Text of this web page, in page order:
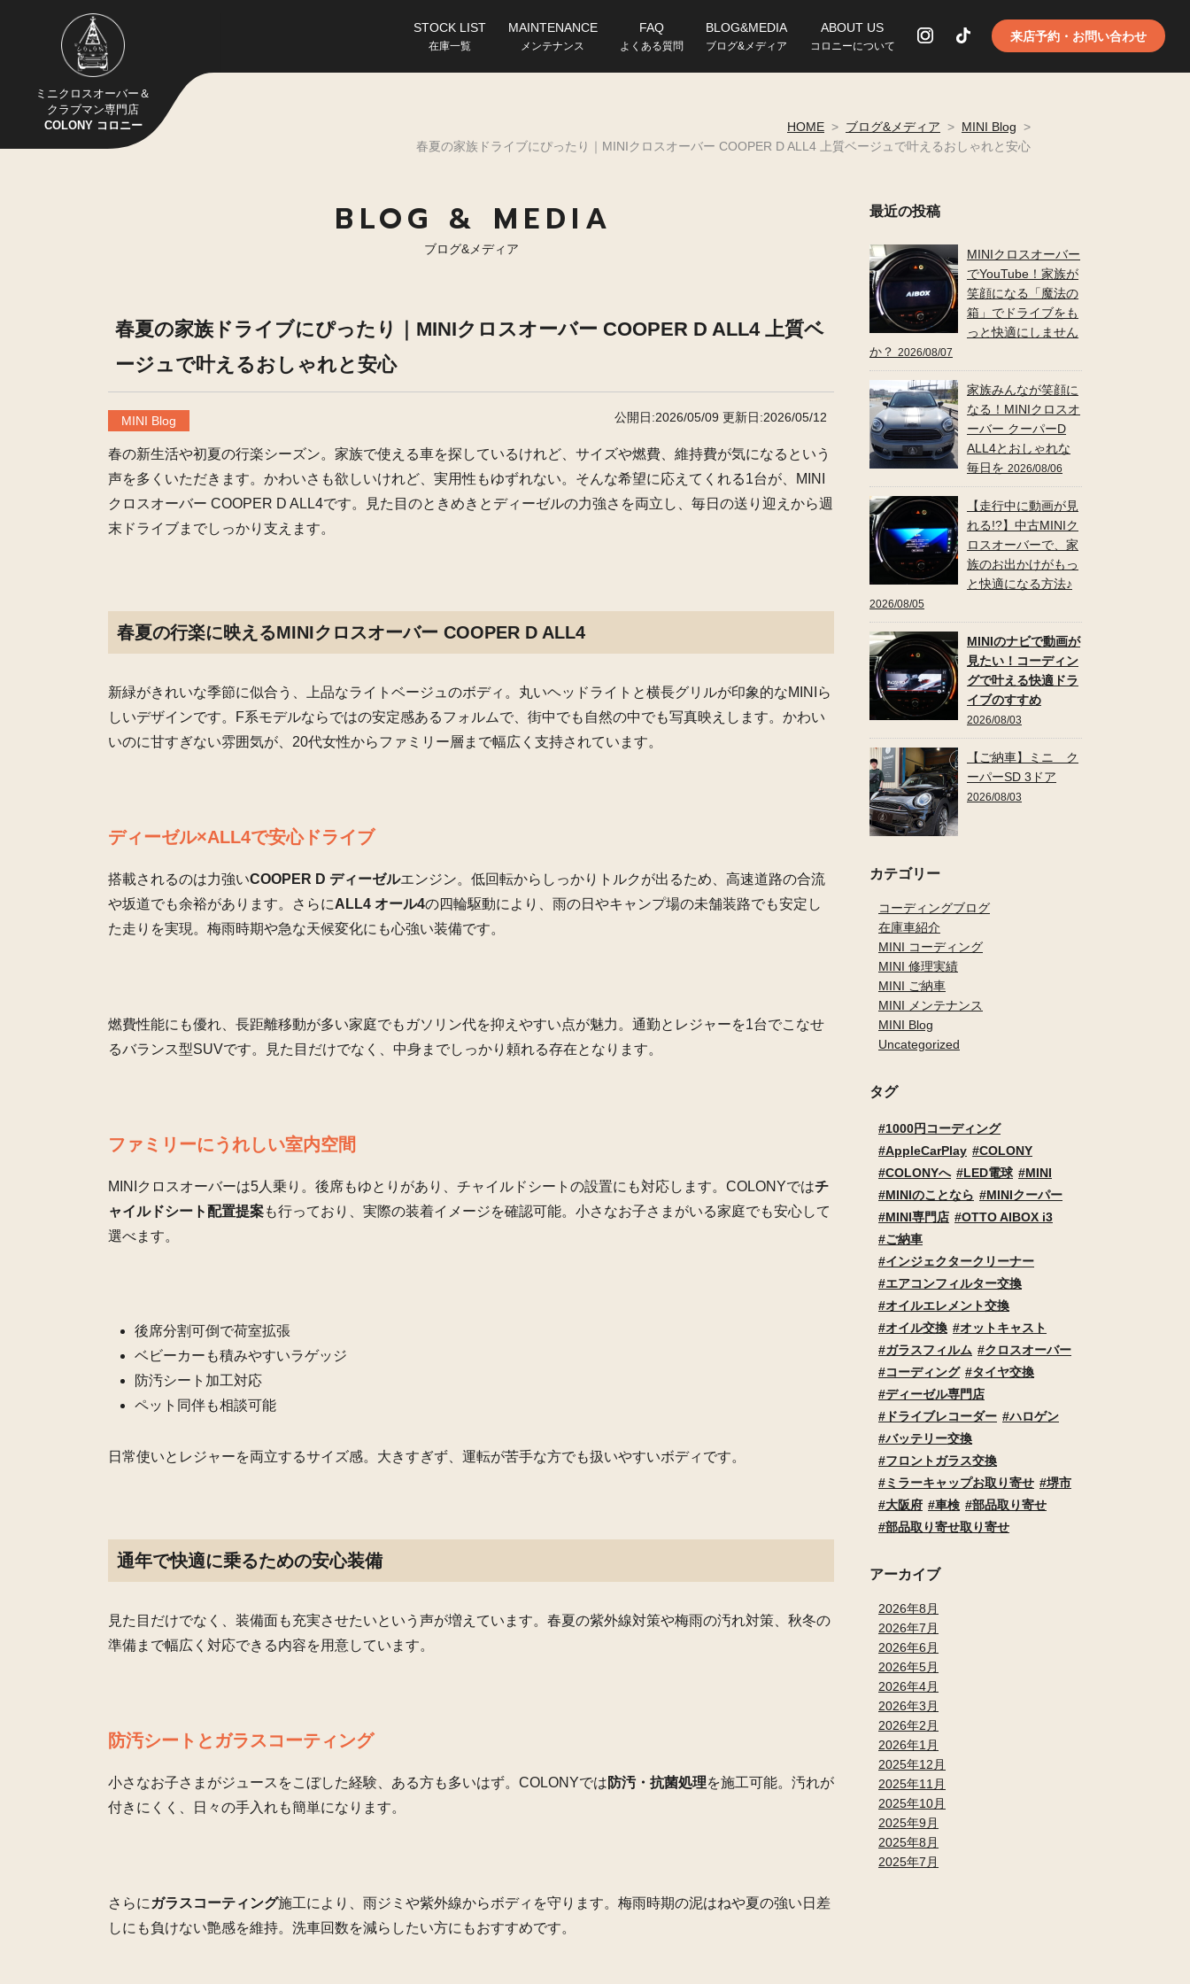
ミニクロスオーバー＆
クラブマン専門店
COLONY コロニー
STOCK LIST
在庫一覧
MAINTENANCE
メンテナンス
FAQ
よくある質問
BLOG&MEDIA
ブログ&メディア
ABOUT US
コロニーについて
来店予約・お問い合わせ
HOME > ブログ&メディア > MINI Blog >
春夏の家族ドライブにぴったり｜MINIクロスオーバー COOPER D ALL4 上質ベージュで叶えるおしゃれと安心
BLOG & MEDIA
ブログ&メディア
春夏の家族ドライブにぴったり｜MINIクロスオーバー COOPER D ALL4 上質ベ
ージュで叶えるおしゃれと安心
MINI Blog 公開日:2026/05/09 更新日:2026/05/12
春の新生活や初夏の行楽シーズン。家族で使える車を探しているけれど、サイズや燃費、維持費が気になるという
声を多くいただきます。かわいさも欲しいけれど、実用性もゆずれない。そんな希望に応えてくれる1台が、MINI
クロスオーバー COOPER D ALL4です。見た目のときめきとディーゼルの力強さを両立し、毎日の送り迎えから週
末ドライブまでしっかり支えます。
春夏の行楽に映えるMINIクロスオーバー COOPER D ALL4
新緑がきれいな季節に似合う、上品なライトベージュのボディ。丸いヘッドライトと横長グリルが印象的なMINIら
しいデザインです。F系モデルならではの安定感あるフォルムで、街中でも自然の中でも写真映えします。かわい
いのに甘すぎない雰囲気が、20代女性からファミリー層まで幅広く支持されています。
ディーゼル×ALL4で安心ドライブ
搭載されるのは力強いCOOPER D ディーゼルエンジン。低回転からしっかりトルクが出るため、高速道路の合流
や坂道でも余裕があります。さらにALL4 オール4の四輪駆動により、雨の日やキャンプ場の未舗装路でも安定し
た走りを実現。梅雨時期や急な天候変化にも心強い装備です。
燃費性能にも優れ、長距離移動が多い家庭でもガソリン代を抑えやすい点が魅力。通勤とレジャーを1台でこなせ
るバランス型SUVです。見た目だけでなく、中身までしっかり頼れる存在となります。
ファミリーにうれしい室内空間
MINIクロスオーバーは5人乗り。後席もゆとりがあり、チャイルドシートの設置にも対応します。COLONYではチ
ャイルドシート配置提案も行っており、実際の装着イメージを確認可能。小さなお子さまがいる家庭でも安心して
選べます。
後席分割可倒で荷室拡張
ベビーカーも積みやすいラゲッジ
防汚シート加工対応
ペット同伴も相談可能
日常使いとレジャーを両立するサイズ感。大きすぎず、運転が苦手な方でも扱いやすいボディです。
通年で快適に乗るための安心装備
見た目だけでなく、装備面も充実させたいという声が増えています。春夏の紫外線対策や梅雨の汚れ対策、秋冬の
準備まで幅広く対応できる内容を用意しています。
防汚シートとガラスコーティング
小さなお子さまがジュースをこぼした経験、ある方も多いはず。COLONYでは 防汚・抗菌処理を施工可能。汚れが
付きにくく、日々の手入れも簡単になります。
さらに ガラスコーティング施工により、雨ジミや紫外線からボディを守ります。梅雨時期の泥はねや夏の強い日差
しにも負けない艶感を維持。洗車回数を減らしたい方にもおすすめです。
最近の投稿
MINIクロスオーバー
でYouTube！家族が
笑顔になる「魔法の
箱」でドライブをも
っと快適にしません
か？ 2026/08/07
家族みんなが笑顔に
なる！MINIクロスオ
ーバー クーパーD
ALL4とおしゃれな
毎日を 2026/08/06
【走行中に動画が見
れる!?】中古MINIク
ロスオーバーで、家
族のお出かけがもっ
と快適になる方法♪
2026/08/05
MINIのナビで動画が
見たい！コーディン
グで叶える快適ドラ
イブのすすめ
2026/08/03
【ご納車】ミニ ク
ーパーSD 3ドア
2026/08/03
カテゴリー
コーディングブログ
在庫車紹介
MINI コーディング
MINI 修理実績
MINI ご納車
MINI メンテナンス
MINI Blog
Uncategorized
タグ
1000円コーディング
AppleCarPlay
COLONY
COLONYへ
LED電球
MINI
MINIのことなら
MINIクーパー
MINI専門店
OTTO AIBOX i3
ご納車
インジェクタークリーナー
エアコンフィルター交換
オイルエレメント交換
オイル交換
オットキャスト
ガラスフィルム
クロスオーバー
コーディング
タイヤ交換
ディーゼル専門店
ドライブレコーダー
ハロゲン
バッテリー交換
フロントガラス交換
ミラーキャップお取り寄せ
堺市
大阪府
車検
部品取り寄せ
部品取り寄せ取り寄せ
アーカイブ
2026年8月
2026年7月
2026年6月
2026年5月
2026年4月
2026年3月
2026年2月
2026年1月
2025年12月
2025年11月
2025年10月
2025年9月
2025年8月
2025年7月